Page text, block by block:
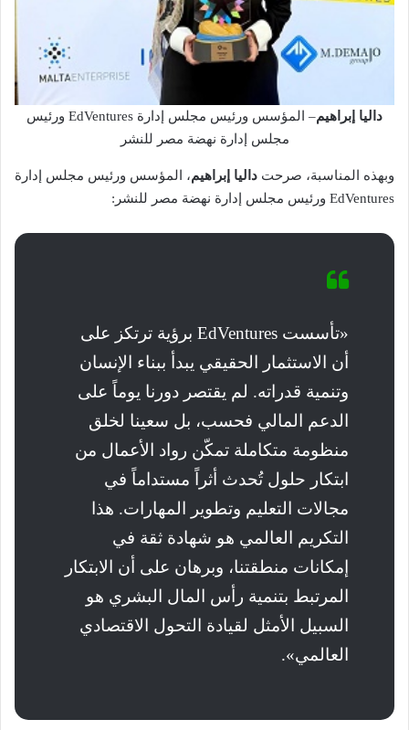
داليا إبراهيم
– المؤسس ورئيس مجلس إدارة EdVentures ورئيس
مجلس إدارة نهضة مصر للنشر
وبهذه المناسبة، صرحت داليا إبراهيم، المؤسس ورئيس مجلس إدارة
EdVentures ورئيس مجلس إدارة نهضة مصر للنشر:
«تأسست EdVentures برؤية ترتكز على
أن الاستثمار الحقيقي يبدأ ببناء الإنسان
وتنمية قدراته. لم يقتصر دورنا يوماً على
الدعم المالي فحسب، بل سعينا لخلق
منظومة متكاملة تمكّن رواد الأعمال من
ابتكار حلول تُحدث أثراً مستداماً في
مجالات التعليم وتطوير المهارات. هذا
التكريم العالمي هو شهادة ثقة في
إمكانات منطقتنا، وبرهان على أن الابتكار
المرتبط بتنمية رأس المال البشري هو
السبيل الأمثل لقيادة التحول الاقتصادي
العالمي».